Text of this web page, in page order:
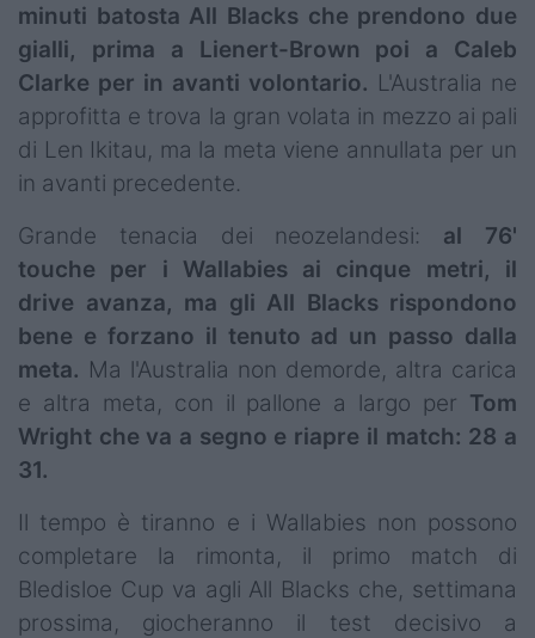
minuti batosta All Blacks che prendono due
gialli, prima a Lienert-Brown poi a Caleb
Clarke per in avanti volontario. L'Australia ne
approfitta e trova la gran volata in mezzo ai pali
di Len Ikitau, ma la meta viene annullata per un
in avanti precedente.
Grande tenacia dei neozelandesi:
al 76'
touche per i Wallabies ai cinque metri, il
drive avanza, ma gli All Blacks rispondono
bene e forzano il tenuto ad un passo dalla
meta. Ma l'Australia non demorde, altra carica
e altra meta, con il pallone a largo per Tom
Wright che va a segno e riapre il match: 28 a
31.
Il tempo è tiranno e i Wallabies non possono
completare la rimonta, il primo match di
Bledisloe Cup va agli All Blacks che, settimana
prossima, giocheranno il test decisivo a